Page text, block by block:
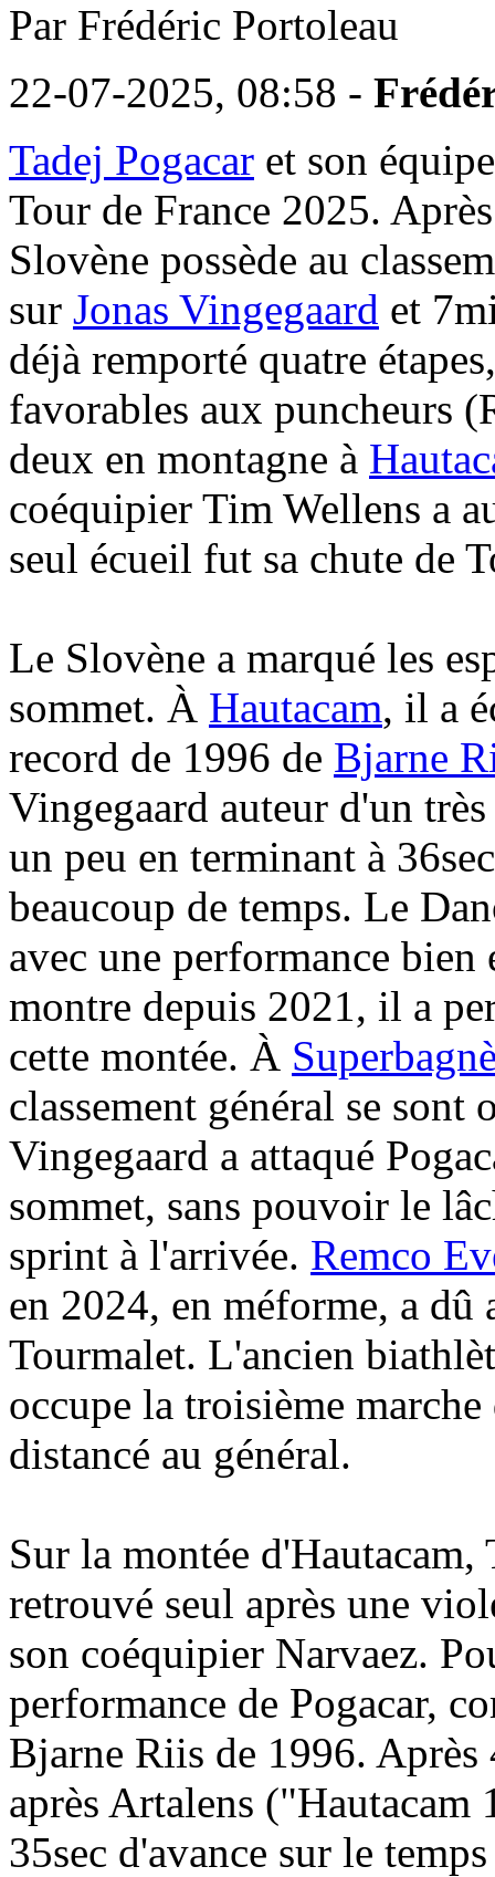
Par Frédéric Portoleau
22-07-2025, 08:58 -
Tadej Pogacar et son
Tour de France 2025.
Slovène possède au
sur Jonas Vingegaard et
déjà remporté quatre
favorables aux puncheurs
deux en montagne à
coéquipier Tim Wellens a
seul écueil fut sa chute de
Le Slovène a marqué les
sommet. À Hautacam, il a
record de 1996 de Bjarne
Vingegaard auteur d'un
un peu en terminant à
beaucoup de temps. Le
avec une performance bien
montre depuis 2021, il a
cette montée. À
classement général se sont
Vingegaard a attaqué
sommet, sans pouvoir le
sprint à l'arrivée. Remco
en 2024, en méforme, a dû
Tourmalet. L'ancien
occupe la troisième
distancé au général.
Sur la montée d'Hautacam,
retrouvé seul après une
son coéquipier Narvaez.
performance de Pogacar,
Bjarne Riis de 1996.
après Artalens ("Hautacam
35sec d'avance sur le